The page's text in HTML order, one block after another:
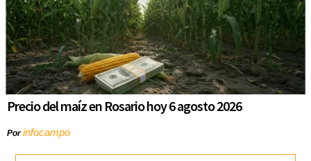
Precio del maíz en Rosario hoy 6 agosto 2026
Porinfocampo